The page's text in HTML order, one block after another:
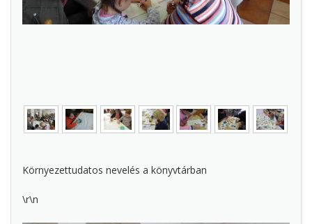
Környezettudatos nevelés a könyvtárban
\r\n